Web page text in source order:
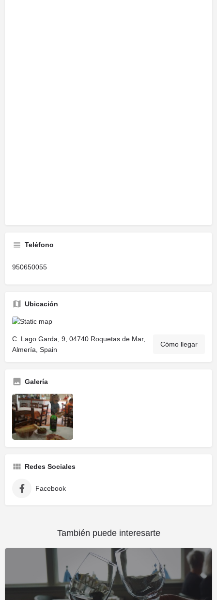
Teléfono
950650055
Ubicación
C. Lago Garda, 9, 04740 Roquetas de Mar,
Almería, Spain
Cómo llegar
Galería
Redes Sociales
Facebook
También puede interesarte